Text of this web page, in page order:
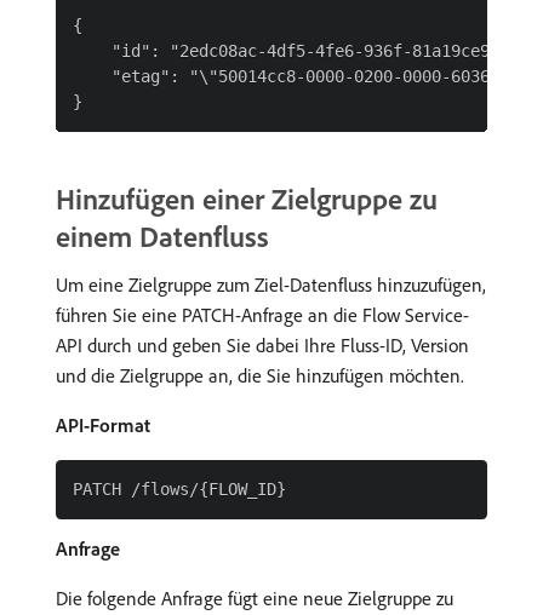
{
"id": "2edc08ac-4df5-4fe6-936f-
"etag": "\"50014cc8-0000-0200-0000-
Hinzufügen einer Zielgruppe zu
einem Datenfluss
Um eine Zielgruppe zum Ziel-Datenfluss hinzuzufügen,
führen Sie eine PATCH-Anfrage an die Flow Service-
API durch und geben Sie dabei Ihre Fluss-ID, Version
und die Zielgruppe an, die Sie hinzufügen möchten.
API-Format
Anfrage
Die folgende Anfrage fügt eine neue Zielgruppe zu